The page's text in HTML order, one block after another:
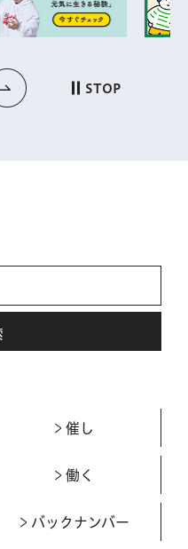
ドを表示 次のスライドを表
STOP
催し
働く
バックナンバー